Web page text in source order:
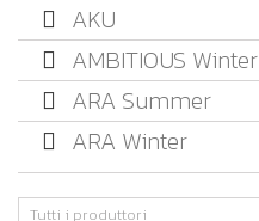
AKU
AMBITIOUS Winter
ARA Summer
ARA Winter